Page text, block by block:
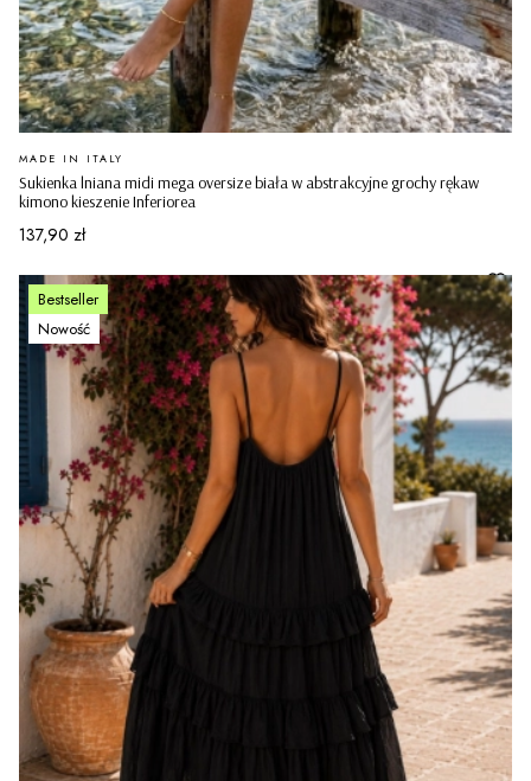
Sukienka lniana midi mega oversize biała w abstrakcyjne grochy rękaw
kimono kieszenie Inferiorea
PRODUCENT
MADE IN ITALY
Cena
137,90 zł
Bestseller
Nowość